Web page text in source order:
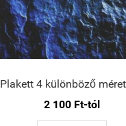
Plakett 4 különböző
2 100 Ft-tól